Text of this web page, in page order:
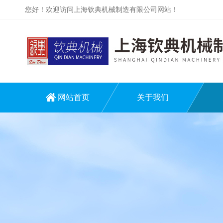
您好！欢迎访问上海钦典机械制造有限公司网站！
网站首页 关于我们